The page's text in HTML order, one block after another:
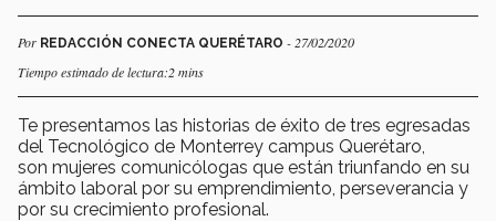
Por REDACCIÓN CONECTA QUERÉTARO - 27/02/2020
Tiempo estimado de lectura:2 mins
Te presentamos las historias de éxito de tres egresadas
del Tecnológico de Monterrey campus Querétaro,
son mujeres comunicólogas que están triunfando en su
ámbito laboral por su emprendimiento, perseverancia y
por su crecimiento profesional.